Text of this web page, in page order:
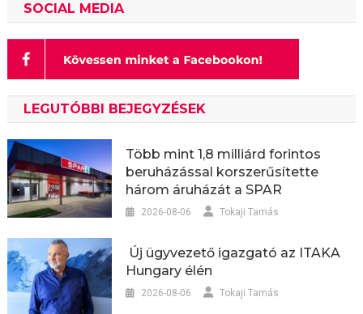
SOCIAL MEDIA
LEGUTÓBBI BEJEGYZÉSEK
Több mint 1,8 milliárd forintos
beruházással korszerűsítette
három áruházát a SPAR
2026-08-06 Tokaji Tamás
Új ügyvezető igazgató az ITAKA
Hungary élén
2026-08-06 Tokaji Tamás